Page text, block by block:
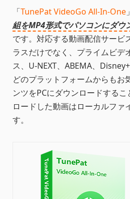
「TunePat VideoGo All-In-One
組をMP4形式でパソコンにダウ
です。対応する動画配信サービ
ラスだけでなく、プライムビデ
ス、U-NEXT、ABEMA、
どのプラットフォームからもお
ンツをPCにダウンロードする
ロードした動画はローカルファ
す。